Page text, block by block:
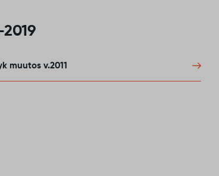
muutos v.2011